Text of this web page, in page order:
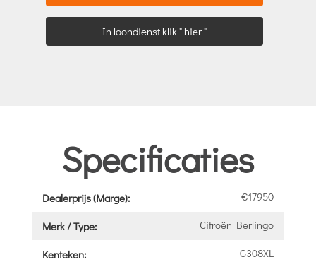
In loondienst klik " hier "
Specificaties
Dealerprijs (Marge): €17950
Merk / Type: Citroën Berlingo
Kenteken: G308XL